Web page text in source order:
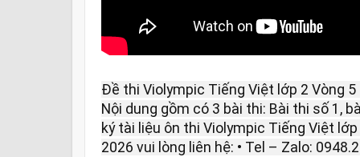
Đề thi Violympic Tiếng Việt lớp 2 Vòng
Nội dung gồm có 3 bài thi: Bài thi số 1,
ký tài liệu ôn thi Violympic Tiếng Việt
2026 vui lòng liên hệ: • Tel – Zalo: